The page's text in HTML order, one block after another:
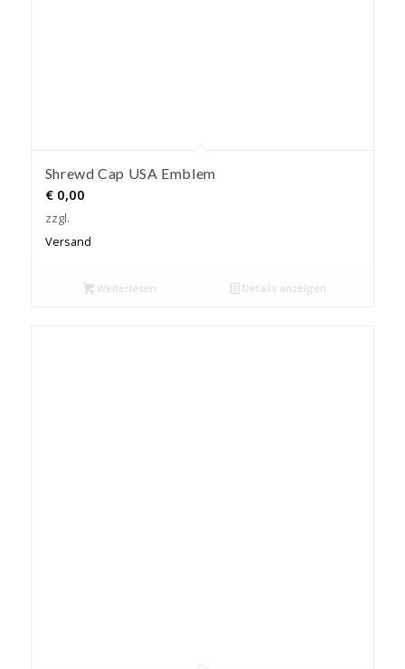
Shrewd Cap USA Emblem
€0,00
zzgl.
Versand
Weiterlesen Details anzeigen